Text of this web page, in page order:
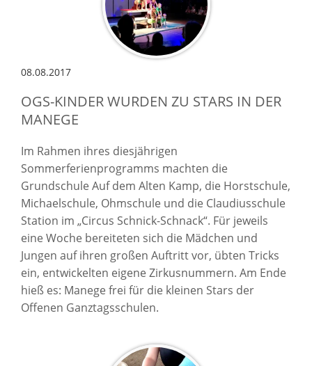
08.08.2017
OGS-KINDER WURDEN ZU STARS IN DER
MANEGE
Im Rahmen ihres diesjährigen
Sommerferienprogramms machten die
Grundschule Auf dem Alten Kamp, die Horstschule,
Michaelschule, Ohmschule und die Claudiusschule
Station im „Circus Schnick-Schnack“. Für jeweils
eine Woche bereiteten sich die Mädchen und
Jungen auf ihren großen Auftritt vor, übten Tricks
ein, entwickelten eigene Zirkusnummern. Am Ende
hieß es: Manege frei für die kleinen Stars der
Offenen Ganztagsschulen.